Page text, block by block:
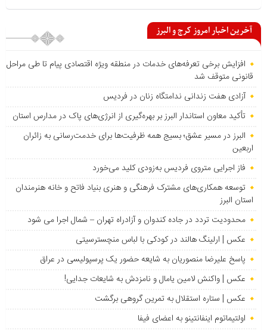
آخرین اخبار امروز کرج و البرز
افزایش برخی تعرفه‌های خدمات در منطقه ویژه اقتصادی پیام تا طی مراحل
قانونی متوقف شد
آزادی هفت زندانی ندامتگاه زنان در فردیس
تأکید معاون استاندار البرز بر بهره‌گیری از انرژی‌های پاک در مدارس استان
البرز در مسیر عشق؛ بسیج همه ظرفیت‌ها برای خدمت‌رسانی به زائران
اربعین
فاز اجرایی متروی فردیس به‌زودی کلید می‌خورد
توسعه همکاری‌های مشترک فرهنگی و هنری بنیاد فاتح و خانه هنرمندان
استان البرز
محدودیت تردد در جاده کندوان و آزادراه تهران – شمال اجرا می شود
عکس | ارلینگ هالند در کودکی با لباس منچسترسیتی
پاسخ علیرضا منصوریان به شایعه حضور یک پرسپولیسی در عراق
عکس | واکنش لامین یامال و نامزدش به شایعات جدایی!
عکس | ستاره استقلال به تمرین گروهی برگشت
اولتیماتوم اینفانتینو به اعضای فیفا